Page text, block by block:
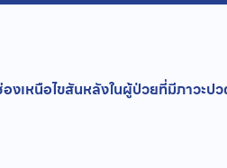
เหนือไขสันหลังในผู้ป่วยที่มีภาวะ